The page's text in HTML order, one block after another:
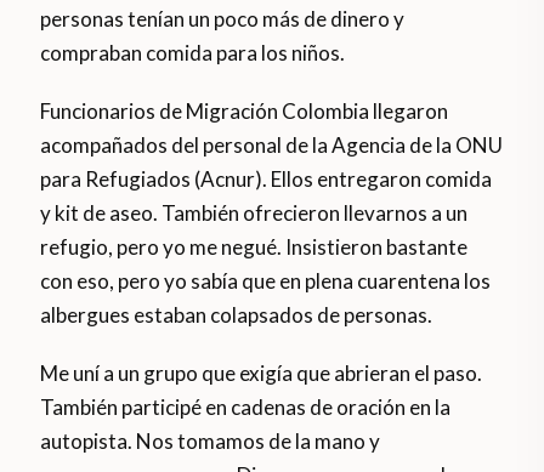
personas tenían un poco más de dinero y
compraban comida para los niños.
Funcionarios de Migración Colombia llegaron
acompañados del personal de la Agencia de la ONU
para Refugiados (Acnur). Ellos entregaron comida
y kit de aseo. También ofrecieron llevarnos a un
refugio, pero yo me negué. Insistieron bastante
con eso, pero yo sabía que en plena cuarentena los
albergues estaban colapsados de personas.
Me uní a un grupo que exigía que abrieran el paso.
También participé en cadenas de oración en la
autopista. Nos tomamos de la mano y